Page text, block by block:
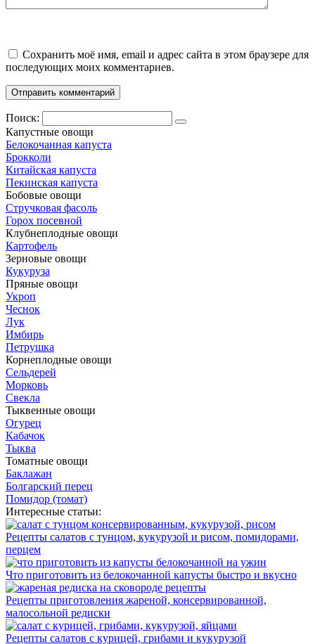
Сохранить моё имя, email и адрес сайта в этом браузере для
последующих моих комментариев.
Поиск:
Капустные овощи
Белокочанная капуста
Брокколи
Китайская капуста
Пекинская капуста
Бобовые овощи
Стручковая фасоль
Горох посевной
Клубнеплодные овощи
Картофель
Зерновые овощи
Кукуруза
Пряные овощи
Укроп
Чеснок
Лук
Имбирь
Петрушка
Корнеплодные овощи
Сельдерей
Морковь
Свекла
Тыквенные овощи
Огурец
Кабачок
Тыква
Томатные овощи
Баклажан
Болгарский перец
Помидор (томат)
Интересные статьи:
Рецепты салатов с тунцом, кукурузой и рисом, помидорами,
перцем
Что приготовить из белокочанной капусты быстро и вкусно
Рецепты приготовления жареной, консервированной,
малосольной редиски
Рецепты салатов с курицей, грибами и кукурузой